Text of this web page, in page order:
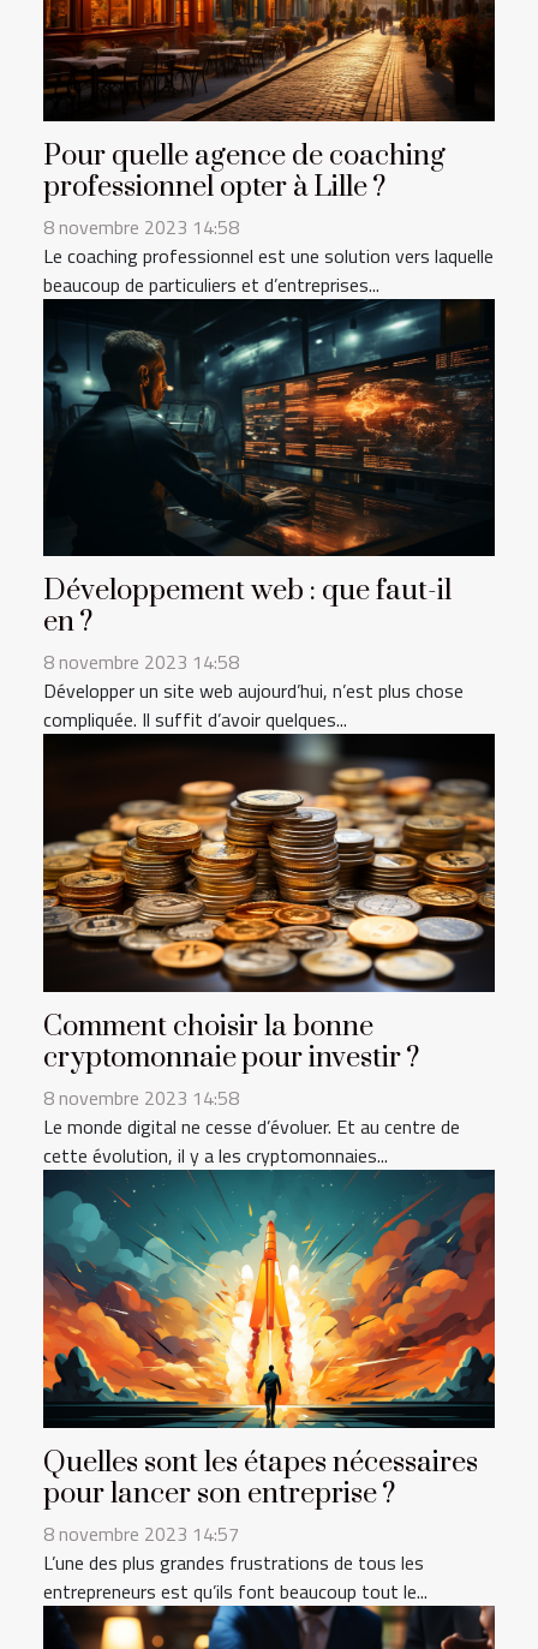
Pour quelle agence de coaching
professionnel opter à Lille ?
8 novembre 2023 14:58
Le coaching professionnel est une solution vers laquelle
beaucoup de particuliers et d’entreprises...
Développement web : que faut-il
en ?
8 novembre 2023 14:58
Développer un site web aujourd’hui, n’est plus chose
compliquée. Il suffit d’avoir quelques...
Comment choisir la bonne
cryptomonnaie pour investir ?
8 novembre 2023 14:58
Le monde digital ne cesse d’évoluer. Et au centre de
cette évolution, il y a les cryptomonnaies...
Quelles sont les étapes nécessaires
pour lancer son entreprise ?
8 novembre 2023 14:57
L’une des plus grandes frustrations de tous les
entrepreneurs est qu’ils font beaucoup tout le...